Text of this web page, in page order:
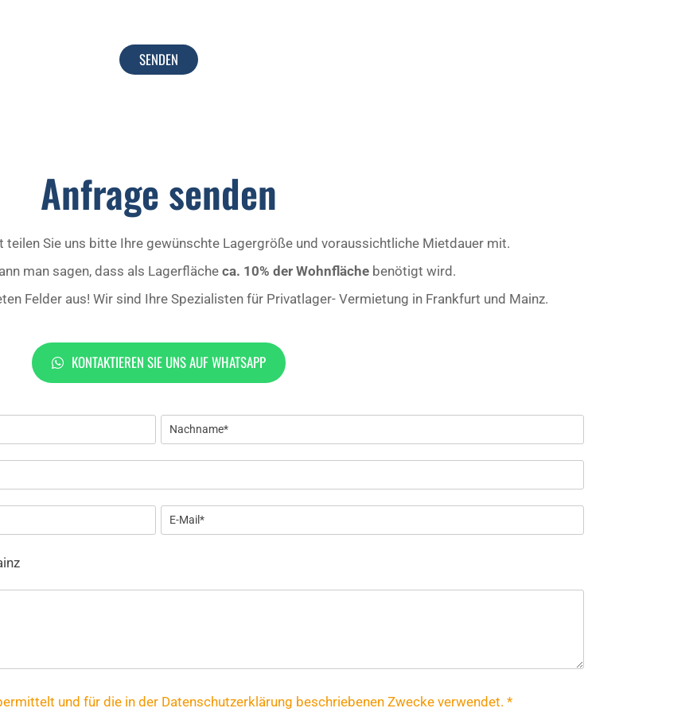
Anfrage senden
Sie uns bitte Ihre gewünschte Lagergröße und voraussichtliche Mietdauer mit.
man sagen, dass als Lagerfläche ca. 10% der Wohnflächebenötigt wird.
Felder aus! Wir sind Ihre Spezialisten für Privatlager- Vermietung in Frankfurt und Mainz.
KONTAKTIEREN SIE UNS AUF WHATSAPP
und für die in der Datenschutzerklärung beschriebenen Zwecke verwendet. *